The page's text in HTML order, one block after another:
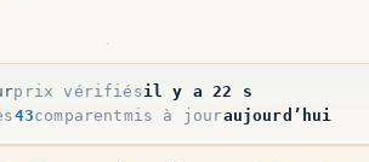
prix vérifiésil y a 24 s
43comparentmis à jouraujourd’hui